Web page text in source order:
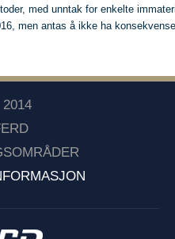
med unntak for enkelte
men antas å ikke ha